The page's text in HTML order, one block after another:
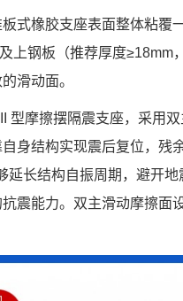
式橡胶支座表面整体粘覆
上钢板（推荐厚度≥18mm
滑动面。
型摩擦摆隔震支座，采用
身结构实现震后复位，残
延长结构自振周期，避开
震能力。双主滑动摩擦面